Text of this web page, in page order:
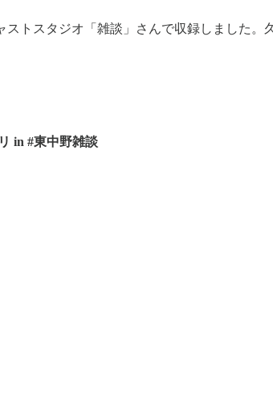
トスタジオ「雑談」さんで収録しました
in #東中野雑談